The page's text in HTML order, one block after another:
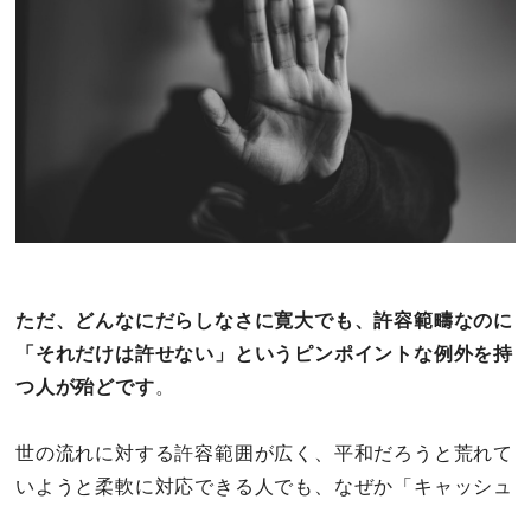
ただ、どんなにだらしなさに寛大でも、許容範疇なのに
「それだけは許せない」というピンポイントな例外を持
つ人が殆どです。
世の流れに対する許容範囲が広く、平和だろうと荒れて
いようと柔軟に対応できる人でも、なぜか「キャッシュ